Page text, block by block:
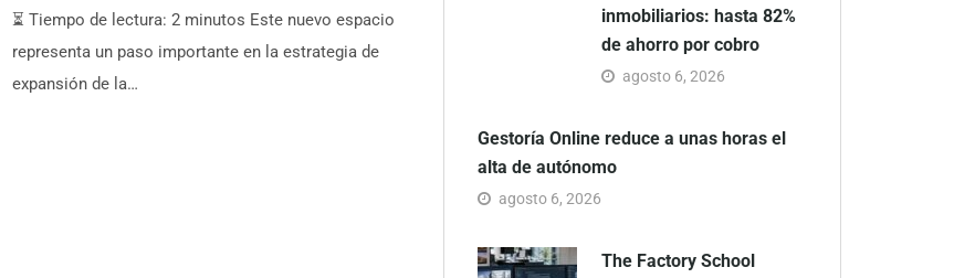
⏳ Tiempo de lectura: 2 minutos Este nuevo espacio
representa un paso importante en la estrategia de
expansión de la…
inmobiliarios: hasta 82%
de ahorro por cobro
agosto 6, 2026
Gestoría Online reduce a unas horas el
alta de autónomo
agosto 6, 2026
The Factory School